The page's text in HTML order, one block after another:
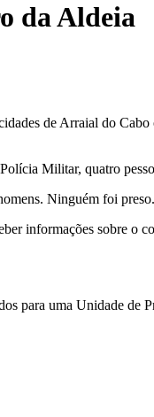
da Aldeia
de Arraial do
Militar, quatro
Ninguém foi preso.
informações sobre o
para uma Unidade de